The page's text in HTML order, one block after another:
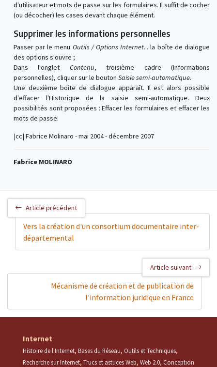
d'utilisateur et mots de passe sur les formulaires. Il suffit de cocher
(ou décocher) les cases devant chaque élément.
Supprimer les informations personnelles
Passer par le menu Outils / Options Internet... la boîte de dialogue
des options s'ouvre ;
Dans l'onglet Contenu, troisième cadre (Informations
personnelles), cliquer sur le bouton Saisie semi-automatique.
Une deuxième boîte de dialogue apparaît. Il est alors possible
d'effacer l'Historique de la saisie semi-automatique. Deux
possibilités sont proposées : Effacer les formulaires et effacer les
mots de passe.
|cc| Fabrice Molinaro - mai 2004 - décembre 2007
Fabrice MOLINARO
Article précédent
Vers la création d'un consortium documentaire inter-
départemental
Article suivant
Mécanisme de création et de publication de
l'information juridique en France
Internet
Histoire de l'Internet Bases du Réseau Outils et Techniques
Recherche sur Internet Trucs et astuces Web Web 2.0 Conception